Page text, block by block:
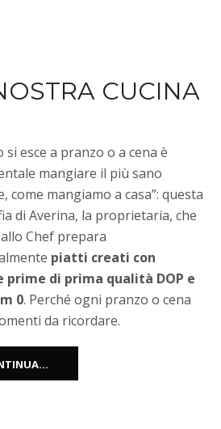
CUCINA
si esce a pranzo o a cena è
mangiare il più sano
come mangiamo a casa”: questa
di Averina, la proprietaria, che
Chef prepara
piatti creati con
prime di prima qualità DOP e
0. Perché ogni pranzo o cena
da ricordare.